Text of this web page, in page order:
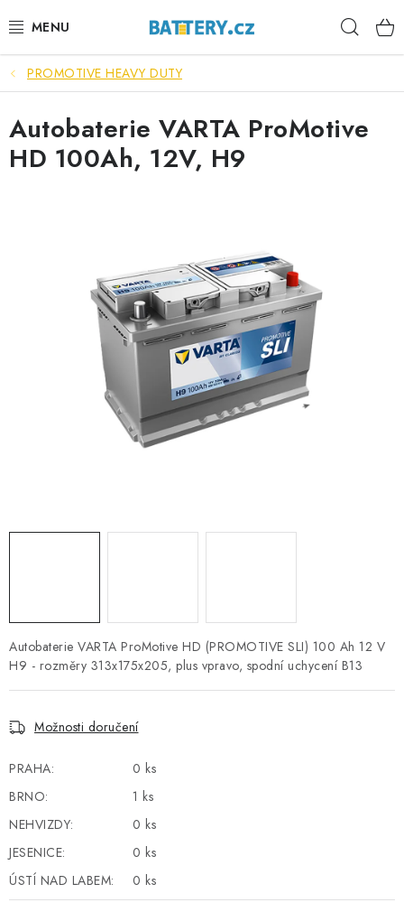
na
VÝHODNÉ SETY
SLUŽBY
AUTOBATERIE
STANIČNÍ BATERIE
BATERIOVÉ BOXY
POWERBANKY
LITHIOVÉ BATERIE
STARTOVACÍ ZDROJE
TESTERY BATERIÍ
BATERIE PRO VYSAVAČE
SPOTŘEBNÍ BATERIE
PŘÍSLUŠENSTVÍ
PROMOTIVE HEAVY DUTY
Autobaterie VARTA ProMotive HD (PROMOTIVE SLI) 100 Ah 12 V
H9 - rozměry 313x175x205, plus vpravo, spodní uchycení B13
Možnosti doručení
PRAHA:
0 ks
BRNO:
1 ks
NEHVIZDY:
0 ks
JESENICE:
0 ks
ÚSTÍ NAD LABEM:
0 ks
Autobaterie VARTA ProMotive
HD 100Ah, 12V, H9